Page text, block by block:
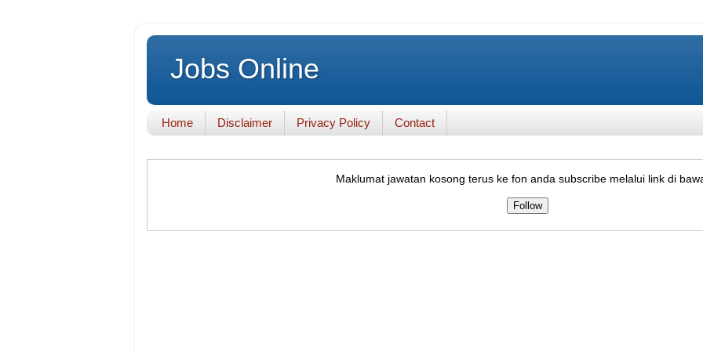
Jobs Online
Home Disclaimer Privacy Policy Contact
Maklumat jawatan kosong terus ke fon anda subscribe melalui link di